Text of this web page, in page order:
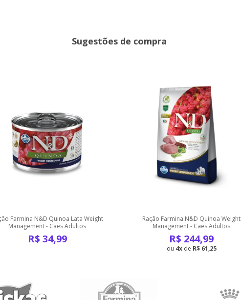
Sugestões de compra
Farmina N&D Quinoa Lata Weight
Management - Cães Adultos
R$ 34,99
Ração Farmina N&D Quinoa Weight
Management - Cães Adultos
R$ 244,99
4 de R$ 61,25